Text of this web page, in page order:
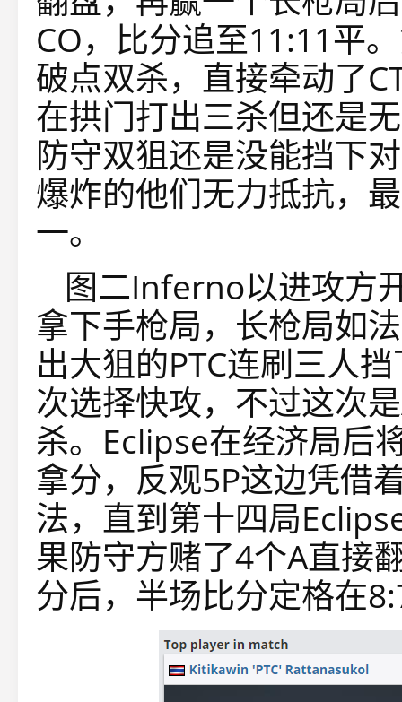
CO，比分追至11:11平
破点双杀，直接牵动了
在拱门打出三杀但还是
防守双狙还是没能挡下
爆炸的他们无力抵抗，
一。
图二Inferno以进攻方
拿下手枪局，长枪局如
出大狙的PTC连刷三人
次选择快攻，不过这次
杀。Eclipse在经济局后
拿分，反观5P这边凭借
法，直到第十四局
果防守方赌了4个A直接
分后，半场比分定格在